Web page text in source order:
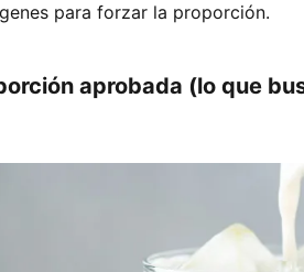
para forzar la proporción.
aprobada (lo que